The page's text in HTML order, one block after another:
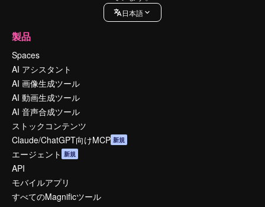
日本語
製品
Spaces
AI アシスタント
AI 画像生成ツール
AI 動画生成ツール
AI 音声合成ツール
ストックコンテンツ
Claude/ChatGPT向けMCP 新規
エージェント 新規
API
モバイルアプリ
すべてのMagnificツール